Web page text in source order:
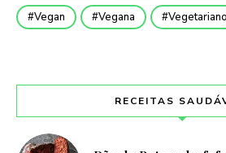
Vegan Vegana Vegetariano
RECEITAS